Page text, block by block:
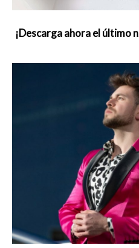
¡Descarga ahora el último